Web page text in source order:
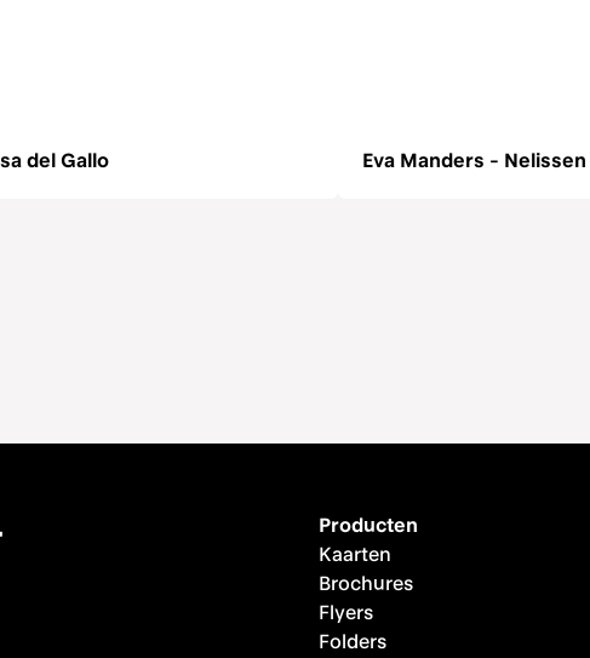
del Gallo Eva Manders - Nelissen
Producten
Kaarten
Brochures
Flyers
Folders